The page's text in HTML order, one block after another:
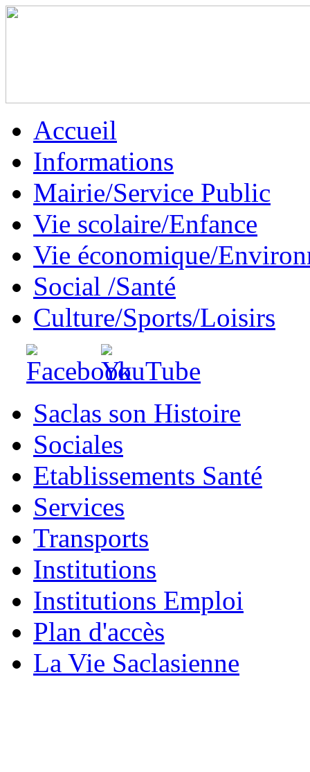
Accueil
Informations
Mairie/Service Public
Vie scolaire/Enfance
Vie économique/
Social /Santé
Culture/Sports/Loisirs
Saclas son Histoire
Sociales
Etablissements Santé
Services
Transports
Institutions
Institutions Emploi
Plan d'accès
La Vie Saclasienne